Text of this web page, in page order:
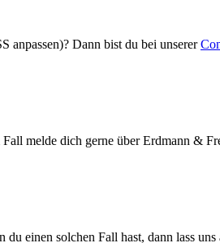
anpassen)? Dann bist du bei unserer
melde dich gerne über Erdmann &
einen solchen Fall hast, dann lass